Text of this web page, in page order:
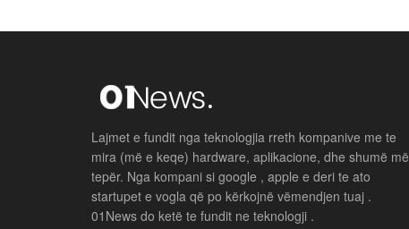
Lajmet e fundit nga teknologjia rreth kompanive me te
mira (më e keqe) hardware, aplikacione, dhe shumë më
tepër. Nga kompani si google , apple e deri te ato
startupet e vogla që po kërkojnë vëmendjen tuaj .
01News do ketë te fundit ne teknologji .